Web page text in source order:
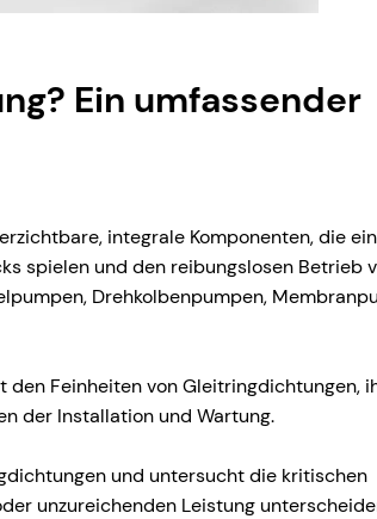
Ein umfassender
integrale Komponenten, die
spielen und den reibungslosen Betrieb
Drehkolbenpumpen,
Feinheiten von Gleitringdichtungen,
der Installation und Wartung.
und untersucht die kritischen
unzureichenden Leistung